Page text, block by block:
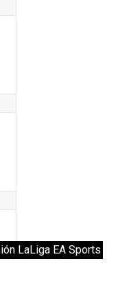
LaLiga EA Sports